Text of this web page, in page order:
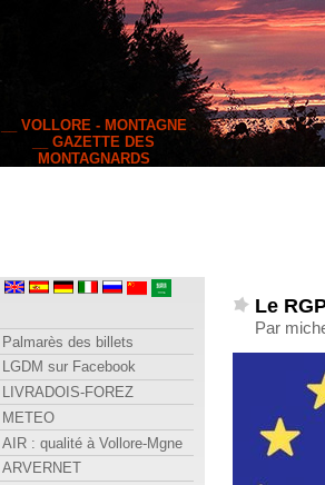
__ VOLLORE - MONTAGNE
__ GAZETTE DES
MONTAGNARDS
Le
Par
Palmarès des billets
LGDM sur Facebook
LIVRADOIS-FOREZ
METEO
AIR : qualité à Vollore-Mgne
ARVERNET